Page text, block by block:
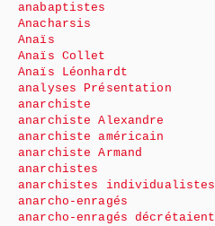
anabaptistes
Anacharsis
Anaïs
Anaïs Collet
Anaïs Léonhardt
analyses Présentation
anarchiste
anarchiste Alexandre
anarchiste américain
anarchiste Armand
anarchistes
anarchistes individualistes
anarcho-enragés
anarcho-enragés décrétaient